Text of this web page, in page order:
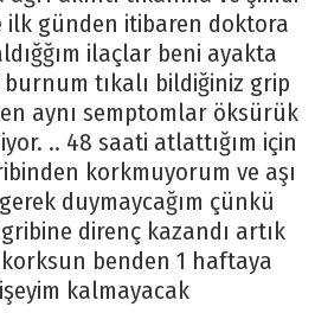
ilk günden itibaren doktora
ilaçlar beni ayakta
tıkalı bildiğiniz grip
aynı semptomlar öksürük
.. 48 saati atlattığım için
korkmuyorum ve aşı
duymaycağım çünkü
direnç kazandı artık
benden 1 haftaya
kalmayacak